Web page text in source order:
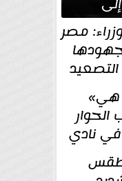
مصر
على
هي»
الحوار
نادي
الجديدة